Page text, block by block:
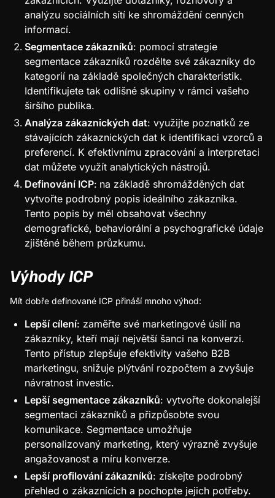
analýzu sociálních sítí ke shromáždění cenných
informací.
Segmentace zákazníků: pomocí strategie
segmentace zákazníků rozdělte své zákazníky do
kategorií na základě společných charakteristik.
Identifikujete tak odlišné skupiny v rámci vašeho
širšího publika.
Analýza zákaznických dat: využijte poznatků ze
stávajících zákaznických dat k identifikaci vzorců a
preferencí. K efektivnímu zpracování a interpretaci
dat můžete využít analytických nástrojů.
Definování ICP: na základě shromážděných dat
vytvořte podrobný popis ideálního zákazníka.
Tento popis by měl obsahovat všechny
demografické, behaviorální a psychografické údaje
zjištěné během průzkumu.
Výhody ICP
Mít dobře definované ICP přináší mnoho výhod:
Lepší cílení: zaměřte své marketingové úsilí na
zákazníky, kteří mají největší šanci na konverzi.
Tento přístup zlepšuje efektivity vašeho B2B
marketingu, snižuje plýtvání rozpočtem a zvyšuje
návratnost investic.
Lepší segmentace zákazníků: vytvořte dokonalejší
segmentaci zákazníků a přizpůsobte svou
komunikace. Segmentace umožňuje
personalizovaný marketing, který výrazně zvyšuje
angažovanost a míru konverze.
Lepší profilování zákazníků: získejte podrobný
přehled o zákaznících a pochopte jejich potřeby.